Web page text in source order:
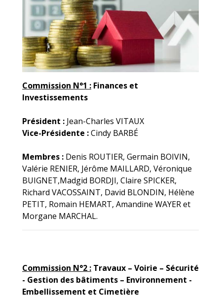
Commission N°1 : Finances et
Investissements
Président : Jean-Charles VITAUX
Vice-Présidente :Cindy BARBÉ
Membres : Denis ROUTIER, Germain BOIVIN,
Valérie RENIER, Jérôme MAILLARD, Véronique
BUIGNET,Madgid BORDJI, Claire SPICKER,
Richard VACOSSAINT, David BLONDIN, Hélène
PETIT, Romain HEMART, Amandine WAYER et
Morgane MARCHAL.
Commission N°2 : Travaux – Voirie – Sécurité
- Gestion des bâtiments – Environnement -
Embellissement et Cimetière